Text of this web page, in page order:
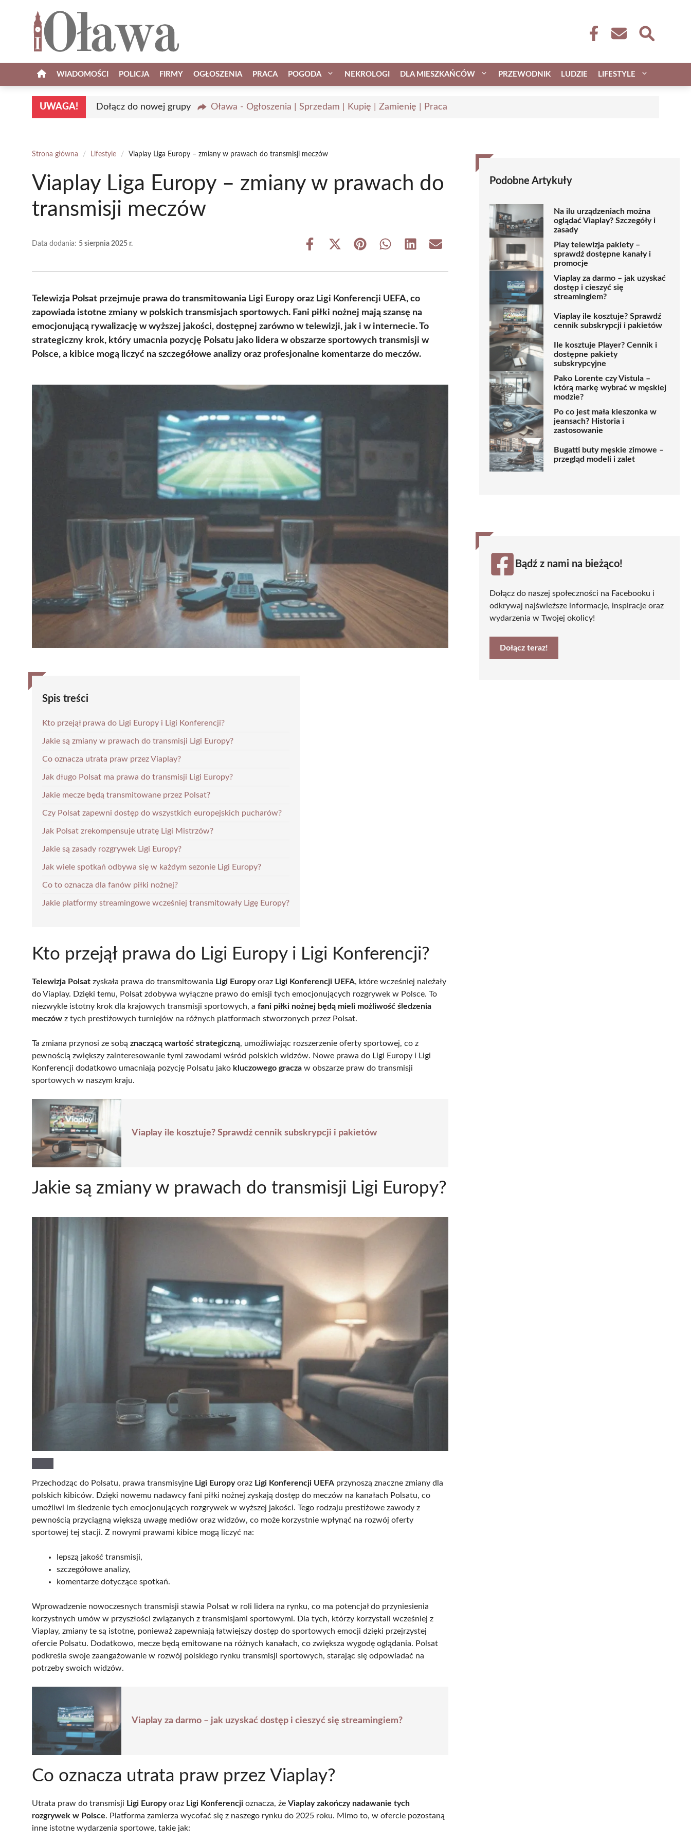
WIADOMOŚCI POLICJA FIRMY OGŁOSZENIA PRACA POGODA NEKROLOGI DLA MIESZKAŃCÓW PRZEWODNIK LUDZIE LIFESTYLE
UWAGA! Dołącz do nowej grupy Oława - Ogłoszenia | Sprzedam | Kupię | Zamienię | Praca
Strona główna / Lifestyle / Viaplay Liga Europy – zmiany w prawach do transmisji meczów
Viaplay Liga Europy – zmiany w prawach do
transmisji meczów
Data dodania: 5 sierpnia 2025 r.
Share
Share
(Twitter)
Share Share Share Share
Telewizja Polsat przejmuje prawa do transmitowania Ligi Europy oraz Ligi Konferencji UEFA, co
zapowiada istotne zmiany w polskich transmisjach sportowych. Fani piłki nożnej mają szansę na
emocjonującą rywalizację w wyższej jakości, dostępnej zarówno w telewizji, jak i w internecie. To
strategiczny krok, który umacnia pozycję Polsatu jako lidera w obszarze sportowych transmisji w
Polsce, a kibice mogą liczyć na szczegółowe analizy oraz profesjonalne komentarze do meczów.
Spis treści
Kto przejął prawa do Ligi Europy i Ligi Konferencji?
Jakie są zmiany w prawach do transmisji Ligi Europy?
Co oznacza utrata praw przez Viaplay?
Jak długo Polsat ma prawa do transmisji Ligi Europy?
Jakie mecze będą transmitowane przez Polsat?
Czy Polsat zapewni dostęp do wszystkich europejskich pucharów?
Jak Polsat zrekompensuje utratę Ligi Mistrzów?
Jakie są zasady rozgrywek Ligi Europy?
Jak wiele spotkań odbywa się w każdym sezonie Ligi Europy?
Co to oznacza dla fanów piłki nożnej?
Jakie platformy streamingowe wcześniej transmitowały Ligę Europy?
Kto przejął prawa do Ligi Europy i Ligi Konferencji?
Telewizja Polsat zyskała prawa do transmitowania Ligi Europyoraz Ligi Konferencji UEFA, które wcześniej należały
do Viaplay. Dzięki temu, Polsat zdobywa wyłączne prawo do emisji tych emocjonujących rozgrywek w Polsce. To
niezwykle istotny krok dla krajowych transmisji sportowych, a fani piłki nożnej będą mieli możliwość śledzenia
meczów z tych prestiżowych turniejów na różnych platformach stworzonych przez Polsat.
Ta zmiana przynosi ze sobą znaczącą wartość strategiczną, umożliwiając rozszerzenie oferty sportowej, co z
pewnością zwiększy zainteresowanie tymi zawodami wśród polskich widzów. Nowe prawa do Ligi Europy i Ligi
Konferencji dodatkowo umacniają pozycję Polsatu jako kluczowego gracza w obszarze praw do transmisji
sportowych w naszym kraju.
Viaplay ile kosztuje? Sprawdź cennik subskrypcji i pakietów
Jakie są zmiany w prawach do transmisji Ligi Europy?
Przechodząc do Polsatu, prawa transmisyjne Ligi Europyoraz Ligi Konferencji UEFA przynoszą znaczne zmiany dla
polskich kibiców. Dzięki nowemu nadawcy fani piłki nożnej zyskają dostęp do meczów na kanałach Polsatu, co
umożliwi im śledzenie tych emocjonujących rozgrywek w wyższej jakości. Tego rodzaju prestiżowe zawody z
pewnością przyciągną większą uwagę mediów oraz widzów, co może korzystnie wpłynąć na rozwój oferty
sportowej tej stacji. Z nowymi prawami kibice mogą liczyć na:
lepszą jakość transmisji,
szczegółowe analizy,
komentarze dotyczące spotkań.
Wprowadzenie nowoczesnych transmisji stawia Polsat w roli lidera na rynku, co ma potencjał do przyniesienia
korzystnych umów w przyszłości związanych z transmisjami sportowymi. Dla tych, którzy korzystali wcześniej z
Viaplay, zmiany te są istotne, ponieważ zapewniają łatwiejszy dostęp do sportowych emocji dzięki przejrzystej
ofercie Polsatu. Dodatkowo, mecze będą emitowane na różnych kanałach, co zwiększa wygodę oglądania. Polsat
podkreśla swoje zaangażowanie w rozwój polskiego rynku transmisji sportowych, starając się odpowiadać na
potrzeby swoich widzów.
Viaplay za darmo – jak uzyskać dostęp i cieszyć się streamingiem?
Co oznacza utrata praw przez Viaplay?
Utrata praw do transmisji Ligi Europyoraz Ligi Konferencji oznacza, że Viaplay zakończy nadawanie tych
rozgrywek w Polsce. Platforma zamierza wycofać się z naszego rynku do 2025 roku. Mimo to, w ofercie pozostaną
inne istotne wydarzenia sportowe, takie jak:
Podobne Artykuły
Na ilu urządzeniach można
oglądać Viaplay? Szczegóły i
zasady
Play telewizja pakiety –
sprawdź dostępne kanały i
promocje
Viaplay za darmo – jak uzyskać
dostęp i cieszyć się
streamingiem?
Viaplay ile kosztuje? Sprawdź
cennik subskrypcji i pakietów
Ile kosztuje Player? Cennik i
dostępne pakiety
subskrypcyjne
Pako Lorente czy Vistula –
którą markę wybrać w męskiej
modzie?
Po co jest mała kieszonka w
jeansach? Historia i
zastosowanie
Bugatti buty męskie zimowe –
przegląd modeli i zalet
Bądź z nami na bieżąco!
Dołącz do naszej społeczności na Facebooku i
odkrywaj najświeższe informacje, inspiracje oraz
wydarzenia w Twojej okolicy!
Dołącz teraz!